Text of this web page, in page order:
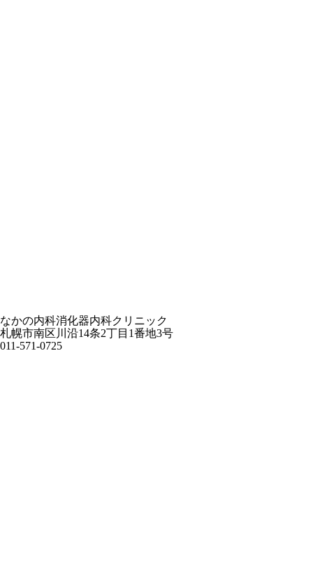
なかの内科消化器内科クリニック
札幌市南区川沿14条2丁目1番地3号
011-571-0725